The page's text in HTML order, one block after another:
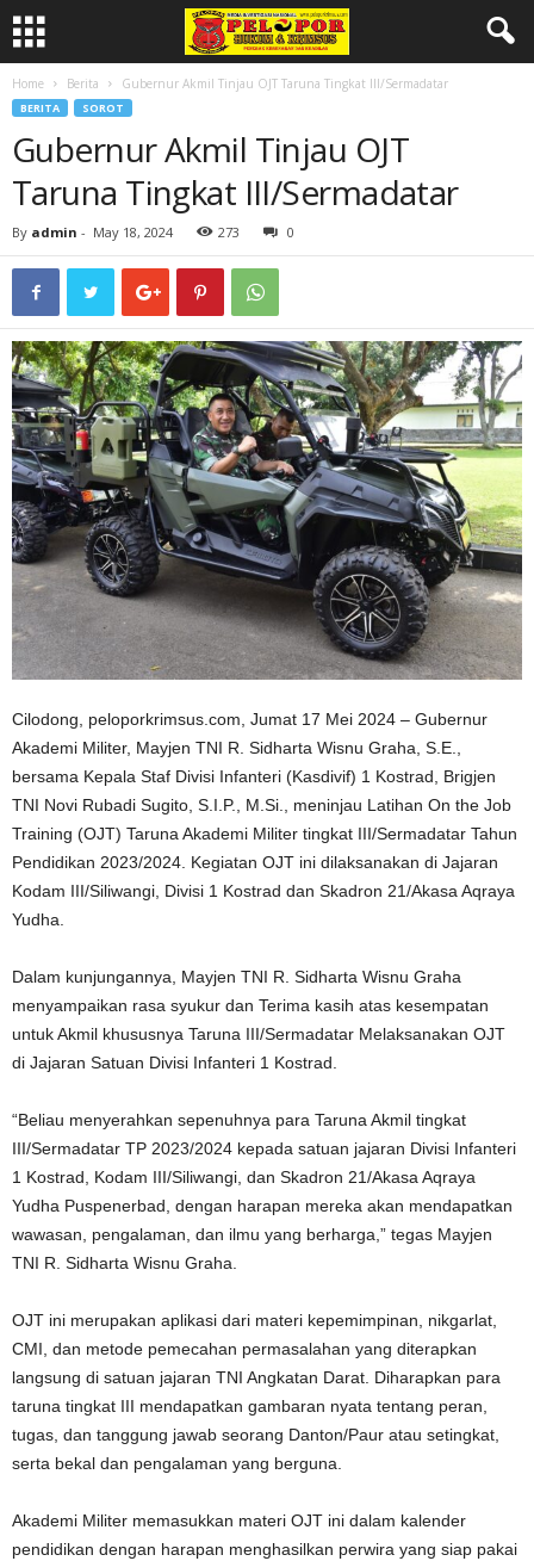
Home Berita Gubernur Akmil Tinjau OJT Taruna Tingkat III/Sermadatar
BERITA SOROT
Gubernur Akmil Tinjau OJT
Taruna Tingkat III/Sermadatar
By admin - May 18, 2024 273 0
Cilodong, peloporkrimsus.com, Jumat 17 Mei 2024 – Gubernur
Akademi Militer, Mayjen TNI R. Sidharta Wisnu Graha, S.E.,
bersama Kepala Staf Divisi Infanteri (Kasdivif) 1 Kostrad, Brigjen
TNI Novi Rubadi Sugito, S.I.P., M.Si., meninjau Latihan On the Job
Training (OJT) Taruna Akademi Militer tingkat III/Sermadatar Tahun
Pendidikan 2023/2024. Kegiatan OJT ini dilaksanakan di Jajaran
Kodam III/Siliwangi, Divisi 1 Kostrad dan Skadron 21/Akasa Aqraya
Yudha.
Dalam kunjungannya, Mayjen TNI R. Sidharta Wisnu Graha
menyampaikan rasa syukur dan Terima kasih atas kesempatan
untuk Akmil khususnya Taruna III/Sermadatar Melaksanakan OJT
di Jajaran Satuan Divisi Infanteri 1 Kostrad.
“Beliau menyerahkan sepenuhnya para Taruna Akmil tingkat
III/Sermadatar TP 2023/2024 kepada satuan jajaran Divisi Infanteri
1 Kostrad, Kodam III/Siliwangi, dan Skadron 21/Akasa Aqraya
Yudha Puspenerbad, dengan harapan mereka akan mendapatkan
wawasan, pengalaman, dan ilmu yang berharga,” tegas Mayjen
TNI R. Sidharta Wisnu Graha.
OJT ini merupakan aplikasi dari materi kepemimpinan, nikgarlat,
CMI, dan metode pemecahan permasalahan yang diterapkan
langsung di satuan jajaran TNI Angkatan Darat. Diharapkan para
taruna tingkat III mendapatkan gambaran nyata tentang peran,
tugas, dan tanggung jawab seorang Danton/Paur atau setingkat,
serta bekal dan pengalaman yang berguna.
Akademi Militer memasukkan materi OJT ini dalam kalender
pendidikan dengan harapan menghasilkan perwira yang siap pakai